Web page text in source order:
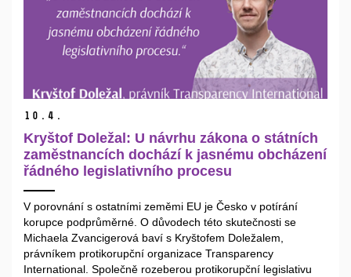
10. 4.
Kryštof Doležal: U návrhu zákona o státních
zaměstnancích dochází k jasnému obcházení
řádného legislativního procesu
V porovnání s ostatními zeměmi EU je Česko v potírání
korupce podprůměrné. O důvodech této skutečnosti se
Michaela Zvancigerová baví s Kryštofem Doležalem,
právníkem protikorupční organizace Transparency
International. Společně rozeberou protikorupční legislativu